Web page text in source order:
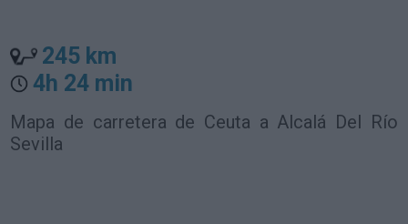
245 km
4h 24 min
Mapa de carretera de Ceuta a Alcalá Del Río
Sevilla